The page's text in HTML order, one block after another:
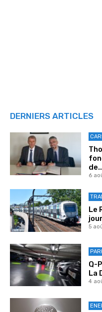
DERNIERS ARTICLES
6
Le
5
Q-
La
4